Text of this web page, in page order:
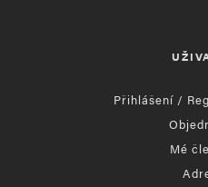
Přihlášení /
Mé